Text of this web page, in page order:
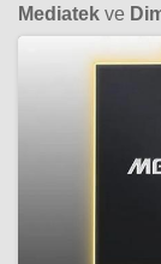
Mediatek ve